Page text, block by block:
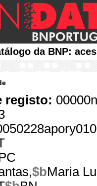
da BNP:
registo:
$bMaria